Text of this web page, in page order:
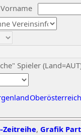
Vorname
Spieler
Oberösterreich
Zeitreihe, Grafik